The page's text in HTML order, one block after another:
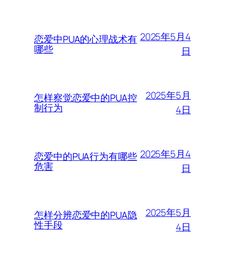
恋爱中PUA的心理战术有
哪些
2025年5月4
日
怎样察觉恋爱中的PUA控
制行为
2025年5月
4日
恋爱中的PUA行为有哪些
危害
2025年5月4
日
怎样分辨恋爱中的PUA隐
性手段
2025年5月
4日